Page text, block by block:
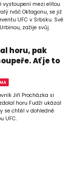
vystoupení mezi elitou
rváč Oktagonu, se již
UFC v Srbsku. Své
zažije svůj
horu, pak
Ať je to
Jiří Procházka si
horu Fudži ukázal
se chtěl v dohledné
UFC.